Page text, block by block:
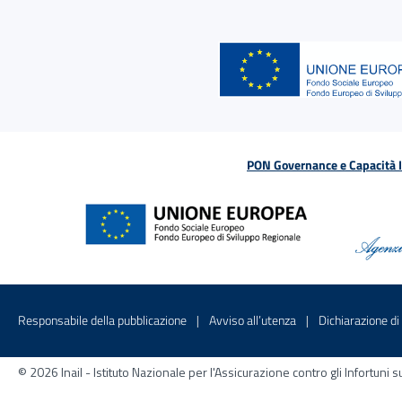
PON Governance e
Menu di servizio
Responsabile della pubblicazione Sito interno - Apre in una nuova finestra
Avviso all’utenza Sito interno -
Dichiarazione
© 2026 Inail - Istituto Nazionale per l'Assicurazione contro gli Infortuni